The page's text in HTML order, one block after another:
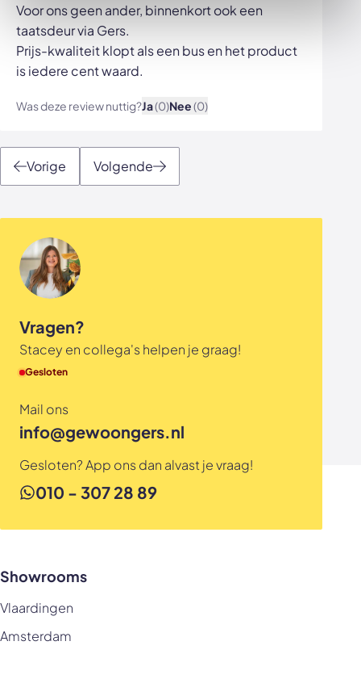
Voor ons geen ander, binnenkort ook een
taatsdeur via Gers.
Prijs-kwaliteit klopt als een bus en het product
is iedere cent waard.
Was deze review nuttig?Ja(0)Nee(0)
Vorige Volgende
Vragen?
Stacey en collega's helpen je graag!
Gesloten
Mail ons
info@gewoongers.nl
Gesloten? App ons dan alvast je vraag!
010 - 307 28 89
Showrooms
Vlaardingen
Amsterdam